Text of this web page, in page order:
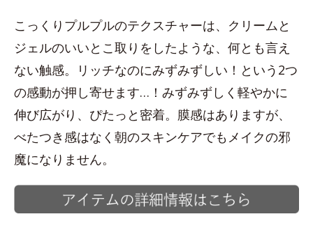
こっくりプルプルのテクスチャーは、クリームと
ジェルのいいとこ取りをしたような、何とも言え
ない触感。リッチなのにみずみずしい！という2つ
の感動が押し寄せます…！みずみずしく軽やかに
伸び広がり、ぴたっと密着。膜感はありますが、
べたつき感はなく朝のスキンケアでもメイクの邪
魔になりません。